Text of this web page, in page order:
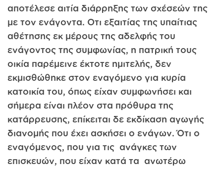
αποτέλεσε αιτία διάρρηξης των σχέσεών της
με τον ενάγοντα. Οτι εξαιτίας της υπαίτιας
αθέτησης εκ μέρους της αδελφής του
ενάγοντος της συμφωνίας, η πατρική τους
οικία παρέμεινε έκτοτε ημιτελής, δεν
εκμισθώθηκε στον εναγόμενο για κυρία
κατοικία του, όπως είχαν συμφωνήσει και
σήμερα είναι πλέον στα πρόθυρα της
κατάρρευσης, επίκειται δε εκδίκαση αγωγής
διανομής που έχει ασκήσει ο ενάγων. Ότι ο
εναγόμενος, που για τις ανάγκες των
επισκευών, που είχαν κατά τα ανωτέρω